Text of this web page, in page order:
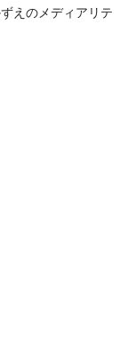
えのメディアリテ